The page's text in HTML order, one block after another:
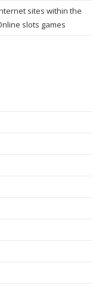
sites within the
slots games